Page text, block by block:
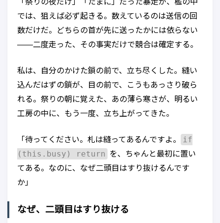
「祭りの夜だけ」「たまに」だった暴走が、檻の中
では、狙えば必ず起きる。数えているのは送信の回
数だけだ。どちらの首が先に送ったかには依らない
——二度走った、その事実だけで競合は確定する。
私は、自分のかけた鎖の前で、立ち尽くした。縫い
込んだはずの鎖が、目の前で、こうもあっさり破ら
れる。祭りの朝に覚えた、あの薄ら寒さが、明るい
工房の中に、もう一度、立ち上がってきた。
「待ってください。札は縫ってあるんですよ。
if
(this.busy) return
を、ちゃんと最初に置い
てある。なのに、なぜ二頭目はすり抜けるんです
か」
なぜ、二頭目はすり抜ける